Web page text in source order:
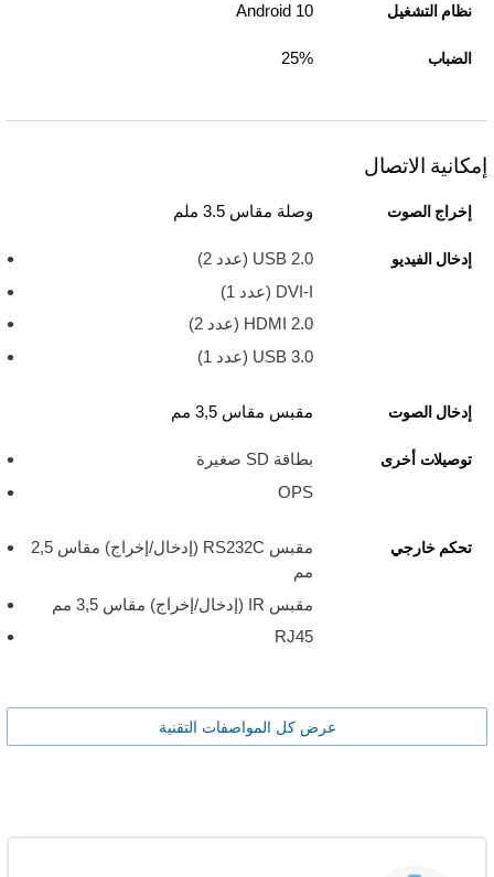
نظام التشغيل Android 10
الضباب 25%
إمكانية الاتصال
إخراج الصوت وصلة مقاس 3.5 ملم
إدخال الفيديو
USB 2.0 ‏(عدد 2)
DVI-I (عدد 1)
HDMI 2.0 ‏(عدد 2)
USB 3.0 ‏(عدد 1)
إدخال الصوت مقبس مقاس 3,5 مم
توصيلات أخرى
بطاقة SD صغيرة
OPS
تحكم خارجي
مقبس RS232C (إدخال/إخراج) مقاس 2,5
مم
مقبس IR (إدخال/إخراج) مقاس 3,5 مم
RJ45
عرض كل المواصفات التقنية